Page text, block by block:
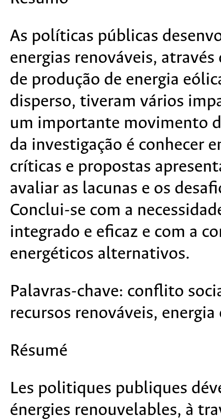
As políticas públicas
energias renováveis,
de produção de energia
disperso, tiveram vários
um importante movimento
da investigação é conhecer
críticas e propostas
avaliar as lacunas e os
Conclui-se com a
integrado e eficaz e com a
energéticos alternativos.
Palavras-chave: conflito
recursos renováveis,
Résumé
Les politiques publiques
énergies renouvelables, à